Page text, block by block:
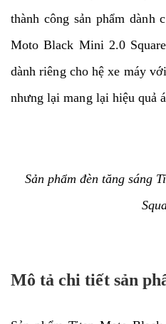
thành công sản phẩm dành
Moto Black Mini 2.0
dành riêng cho hệ xe máy
nhưng lại mang lại hiệu quả
Sản phẩm đèn tăng sáng
Mô tả chi tiết sản